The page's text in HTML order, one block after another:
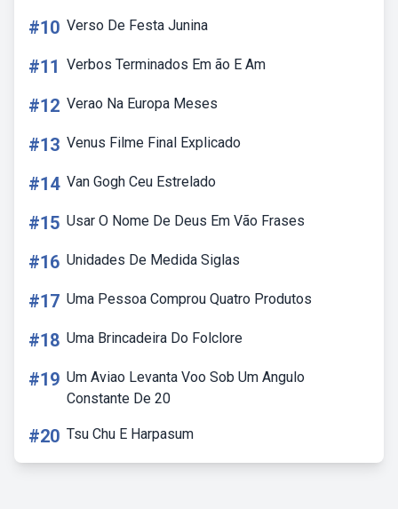
#10 Verso De Festa Junina
#11 Verbos Terminados Em ão E Am
#12 Verao Na Europa Meses
#13 Venus Filme Final Explicado
#14 Van Gogh Ceu Estrelado
#15 Usar O Nome De Deus Em Vão Frases
#16 Unidades De Medida Siglas
#17 Uma Pessoa Comprou Quatro Produtos
#18 Uma Brincadeira Do Folclore
#19 Um Aviao Levanta Voo Sob Um Angulo
Constante De 20
#20 Tsu Chu E Harpasum